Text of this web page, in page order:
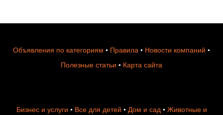
Объявления по категориям • Правила • Новости компаний •
Полезные статьи • Карта сайта
Бизнес и услуги • Все для детей • Дом и сад• Животные и